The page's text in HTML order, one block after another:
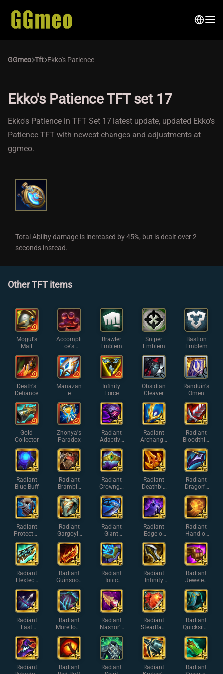
GGmeo Tft Ekko's Patience
Ekko's Patience TFT set 17
Ekko's Patience in TFT Set 17 latest update, updated Ekko's
Patience TFT with newest changes and adjustments at
ggmeo.
Total Ability damage is increased by 45%, but is dealt over 2
seconds instead.
Other TFT items
Mogul's
Mail
Accompli
ce's
Gloves
Brawler
Emblem
Sniper
Emblem
Bastion
Emblem
Death's
Defiance
Manazan
e
Infinity
Force
Obsidian
Cleaver
Randuin's
Omen
Gold
Collector
Zhonya's
Paradox
Radiant
Adaptive
Helm
Radiant
Archangel
's Staff
Radiant
Bloodthirs
ter
Radiant
Blue Buff
Radiant
Bramble
Vest
Radiant
Crowngu
ard
Radiant
Deathbla
de
Radiant
Dragon's
Claw
Radiant
Protector'
s Vow
Radiant
Gargoyle
Stoneplat
e
Radiant
Giant
Slayer
Radiant
Edge of
Night
Radiant
Hand of
Justice
Radiant
Hextech
Gunblade
Radiant
Guinsoo's
Rageblad
e
Radiant
Ionic
Spark
Radiant
Infinity
Edge
Radiant
Jeweled
Gauntlet
Radiant
Last
Whisper
Radiant
Morellono
micon
Radiant
Nashor's
Tooth
Radiant
Steadfast
Heart
Radiant
Quicksilve
r
Radiant
Radiant
Radiant
Radiant
Radiant